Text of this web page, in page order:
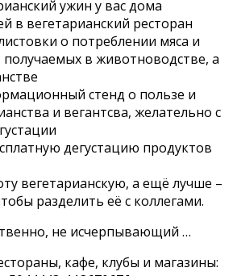
ужин у вас дома
в вегетарианский ресторан
о потреблении мяса и
получаемых в животноводстве, а
стенд о пользе и
и вегантсва, желательно с
дегустацию продуктов
вегетарианскую, а ещё лучше –
разделить её с коллегами.
не исчерпывающий …
кафе, клубы и магазины: